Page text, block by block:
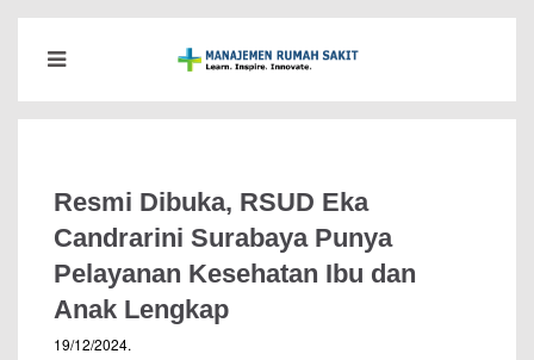
Resmi Dibuka, RSUD Eka
Candrarini Surabaya Punya
Pelayanan Kesehatan Ibu dan
Anak Lengkap
19/12/2024.